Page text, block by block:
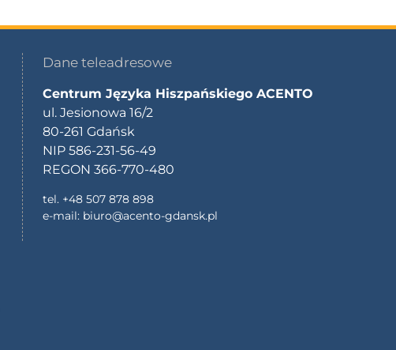
Dane teleadresowe
Centrum Języka Hiszpańskiego ACENTO
ul. Jesionowa 16/2
80-261 Gdańsk
NIP 586-231-56-49
REGON 366-770-480
tel. +48 507 878 898
e-mail: biuro@acento-gdansk.pl